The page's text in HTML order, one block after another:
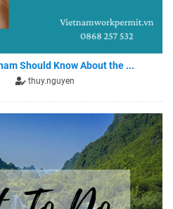
Should Know About the ...
thuy.nguyen